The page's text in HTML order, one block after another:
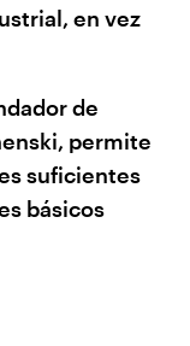
en vez
de
permite
suficientes
básicos